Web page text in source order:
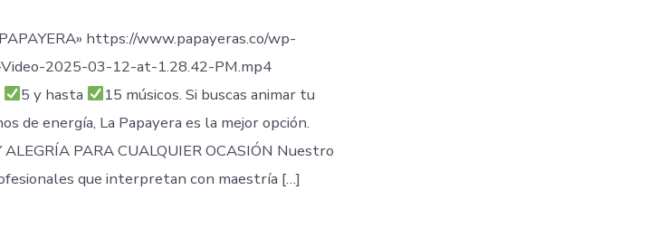
https://www.papayeras.co/wp-
2025-03-12-at-1.28.42-PM.mp4
5 y hasta
15 músicos. Si buscas animar tu
de energía, La Papayera es la mejor opción.
PARA CUALQUIER OCASIÓN Nuestro
que interpretan con maestría […]